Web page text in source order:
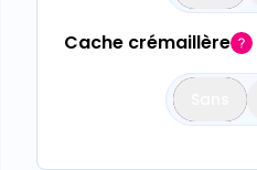
Cache crémaillère